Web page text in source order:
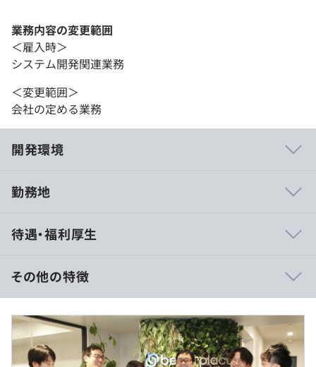
業務内容の変更範囲
＜雇入時＞
システム開発関連業務
＜変更範囲＞
会社の定める業務
開発環境
じめました。馴染みやすい環境です。
▼わたしたちは時間を資産と考えており、MTG（ミーティ
ング）には以下のルールを設けています。
1）通常、MTGは30分の1コマでおこなわれます。
2）MTGの前には必ずアジェンダ（議題）を提示します
が、提示されていない場合は出席を拒否できます。
3）MTGでは必ず議事録を取ります。
勤務地
待遇・福利厚生
◎半期年俸制
■想定年収
450万円～650万円
その他の特徴